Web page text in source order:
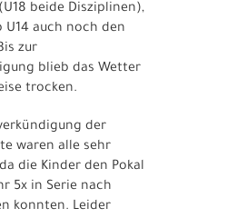
beide Disziplinen),
U14 auch noch den
zur
blieb das Wetter
trocken.
der
waren alle sehr
die Kinder den Pokal
5x in Serie nach
konnten. Leider